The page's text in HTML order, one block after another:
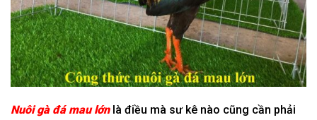
Nuôi gà đá mau lớnlà điều mà sư kê nào cũng cần phải